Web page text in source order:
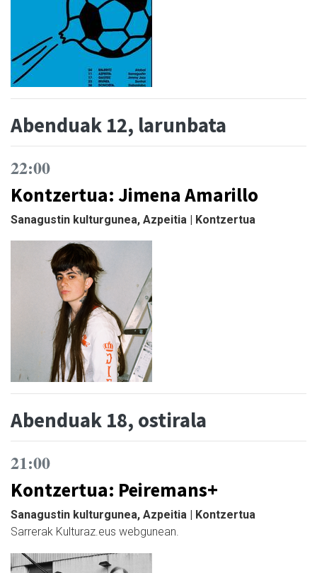
Abenduak 12, larunbata
22:00
Kontzertua: Jimena Amarillo
Sanagustin kulturgunea, Azpeitia | Kontzertua
Abenduak 18, ostirala
21:00
Kontzertua: Peiremans+
Sanagustin kulturgunea, Azpeitia | Kontzertua
Sarrerak Kulturaz.eus webgunean.